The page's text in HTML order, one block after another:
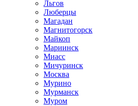
Льгов
Люберцы
Магадан
Магнитогорск
Майкоп
Мариинск
Миасс
Мичуринск
Москва
Мурино
Мурманск
Муром